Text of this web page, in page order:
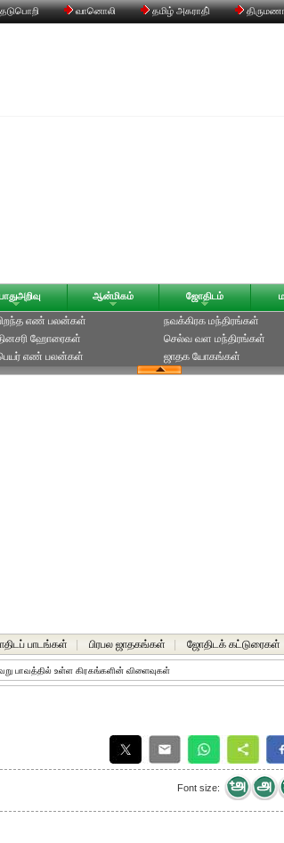
வானொலி தமிழ் அகராதி்
ஆன்மிகம் ஜோதிடம்
எண் பலன்கள்
ஹோரைகள்
எண் பலன்கள்
நவக்கிரக மந்திரங்கள்
செல்வ வள மந்திரங்கள்
ஜாதக யோகங்கள்
பாடங்கள் பிரபல ஜாதகங்கள் ஜோதிடக் கட்டுரைகள்
பாவத்தில் உள்ள கிரகங்களின் விளைவுகள்
Font size: